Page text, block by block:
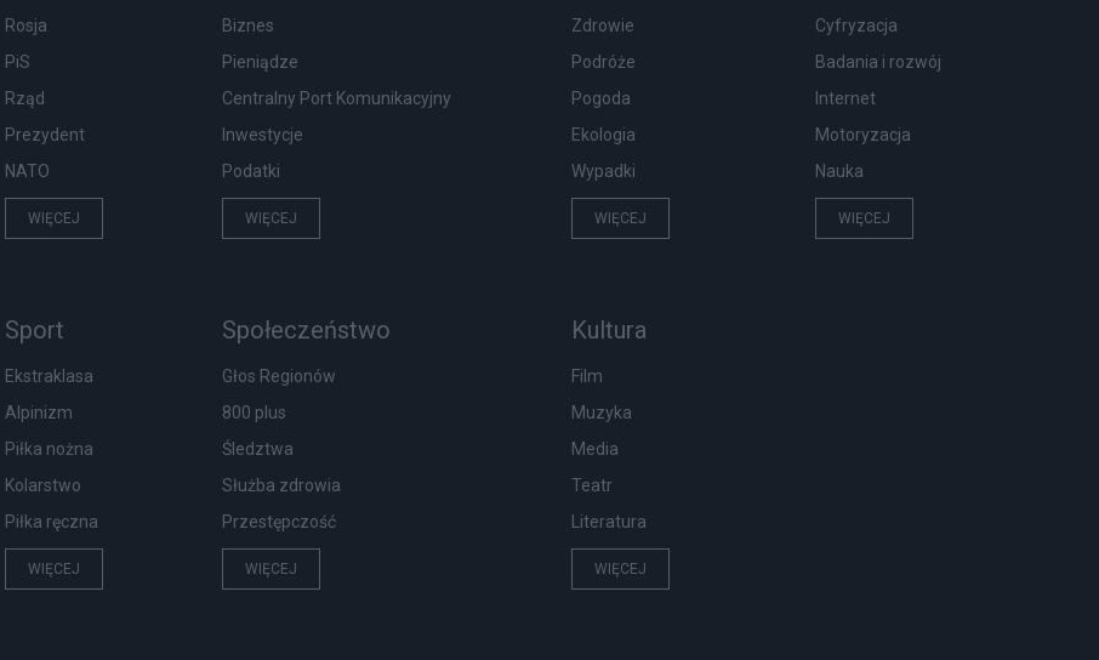
Rosja
PiS
Rząd
Prezydent
NATO
WIĘCEJ
Biznes
Pieniądze
Centralny Port Komunikacyjny
Inwestycje
Podatki
WIĘCEJ
Zdrowie
Podróże
Pogoda
Ekologia
Wypadki
WIĘCEJ
Cyfryzacja
Badania i rozwój
Internet
Motoryzacja
Nauka
WIĘCEJ
Sport
Ekstraklasa
Alpinizm
Piłka nożna
Kolarstwo
Piłka ręczna
WIĘCEJ
Społeczeństwo
Głos Regionów
800 plus
Śledztwa
Służba zdrowia
Przestępczość
WIĘCEJ
Kultura
Film
Muzyka
Media
Teatr
Literatura
WIĘCEJ